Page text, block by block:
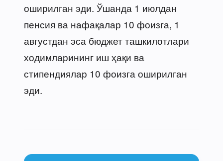
оширилган эди. Ўшанда 1 июлдан
пенсия ва нафақалар 10 фоизга, 1
августдан эса бюджет ташкилотлари
ходимларининг иш ҳақи ва
стипендиялар 10 фоизга оширилган
эди.